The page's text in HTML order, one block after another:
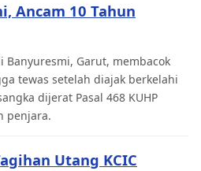
Ancam 10 Tahun
Banyuresmi, Garut, membacok
tewas setelah diajak berkelahi
dijerat Pasal 468 KUHP
penjara.
Utang KCIC